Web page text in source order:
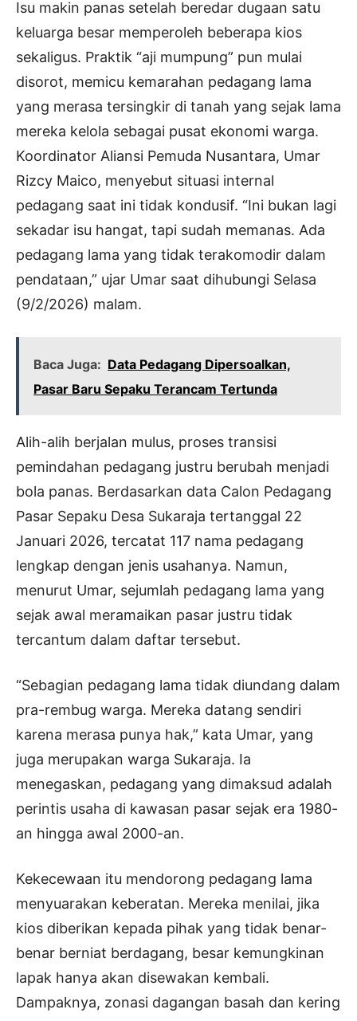
Isu makin panas setelah beredar dugaan satu
keluarga besar memperoleh beberapa kios
sekaligus. Praktik “aji mumpung” pun mulai
disorot, memicu kemarahan pedagang lama
yang merasa tersingkir di tanah yang sejak lama
mereka kelola sebagai pusat ekonomi warga.
Koordinator Aliansi Pemuda Nusantara, Umar
Rizcy Maico, menyebut situasi internal
pedagang saat ini tidak kondusif. “Ini bukan lagi
sekadar isu hangat, tapi sudah memanas. Ada
pedagang lama yang tidak terakomodir dalam
pendataan,” ujar Umar saat dihubungi Selasa
(9/2/2026) malam.
Baca Juga: Data Pedagang Dipersoalkan,
Pasar Baru Sepaku Terancam Tertunda
Alih-alih berjalan mulus, proses transisi
pemindahan pedagang justru berubah menjadi
bola panas. Berdasarkan data Calon Pedagang
Pasar Sepaku Desa Sukaraja tertanggal 22
Januari 2026, tercatat 117 nama pedagang
lengkap dengan jenis usahanya. Namun,
menurut Umar, sejumlah pedagang lama yang
sejak awal meramaikan pasar justru tidak
tercantum dalam daftar tersebut.
“Sebagian pedagang lama tidak diundang dalam
pra-rembug warga. Mereka datang sendiri
karena merasa punya hak,” kata Umar, yang
juga merupakan warga Sukaraja. Ia
menegaskan, pedagang yang dimaksud adalah
perintis usaha di kawasan pasar sejak era 1980-
an hingga awal 2000-an.
Kekecewaan itu mendorong pedagang lama
menyuarakan keberatan. Mereka menilai, jika
kios diberikan kepada pihak yang tidak benar-
benar berniat berdagang, besar kemungkinan
lapak hanya akan disewakan kembali.
Dampaknya, zonasi dagangan basah dan kering